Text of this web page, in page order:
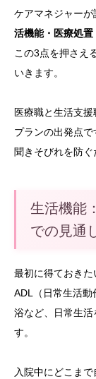
ケアマネジャーが
活機能・医療処
この3点を押さえ
いきます。
医療職と生活支
プランの出発点で
聞きそびれを防ぐ
生活機能
での見通
最初に得ておきた
ADL（日常生活動
浴など、日常生
す。
入院中にどこま